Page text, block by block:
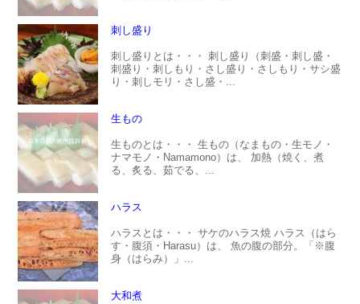
刺し盛り
刺し盛りとは・・・ 刺し盛り（刺盛・刺し盛・
刺盛り・刺しもり・さし盛り・さしもり・サシ盛
り・刺しモリ・さし盛・...
生もの
生ものとは・・・ 生もの（なまもの・生モノ・
ナマモノ・Namamono）は、 加熱（焼く、煮
る、炙る、茹でる、...
ハラス
ハラスとは・・・ サケのハラス焼 ハラス（はら
す・腹須・Harasu）は、 魚の腹の部分。「※腹
身（はらみ）」...
大和煮